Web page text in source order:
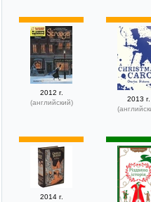
2012 г.
(английский)
2013 г.
2014 г.